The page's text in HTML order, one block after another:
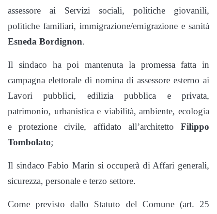
assessore ai Servizi sociali, politiche giovanili,
politiche familiari, immigrazione/emigrazione e sanità
Esneda Bordignon.
Il sindaco ha poi mantenuta la promessa fatta in
campagna elettorale di nomina di assessore esterno ai
Lavori pubblici, edilizia pubblica e privata,
patrimonio, urbanistica e viabilità, ambiente, ecologia
e protezione civile, affidato all’architetto Filippo
Tombolato;
Il sindaco Fabio Marin si occuperà di Affari generali,
sicurezza, personale e terzo settore.
Come previsto dallo Statuto del Comune (art. 25